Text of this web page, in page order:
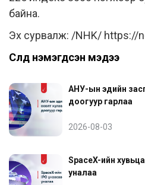
байна.
Эх сурвалж: /NHK/ https://
Сүүлд нэмэгдсэн мэдээ
АНУ-ын эдийн
доогуур гарлаа
2026-08-03
SpaceX-ийн
уналаа